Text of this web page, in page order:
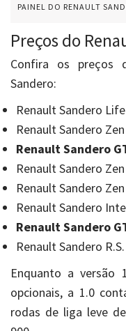
PAINEL DO RENAULT
Preços do
Confira os preços
Sandero:
Renault Sandero
Renault Sandero
Renault Sandero
Renault Sandero
Renault Sandero
Renault Sandero
Renault Sandero
Renault Sandero
Enquanto a versão
opcionais, a 1.0
rodas de liga leve